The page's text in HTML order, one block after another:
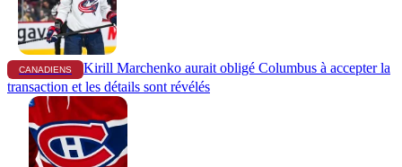
CANADIENS
Kirill Marchenko aurait obligé Columbus à accepter la
transaction et les détails sont révélés